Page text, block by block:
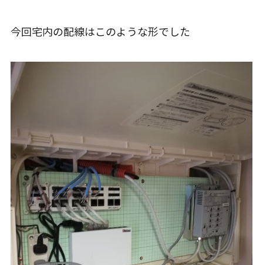
今回宅内の配線はこのような形でした